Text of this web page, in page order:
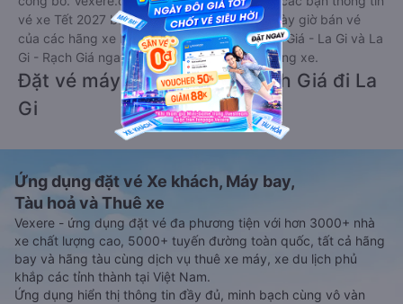
vé xe Tết 2027 bao gồm giá vé, lịch trình, ngày giờ bán vé
của các hãng xe khách đi tuyến đường Rạch Giá - La Gi và La
Gi - Rạch Giá ngay khi có thông tin từ các hãng xe.
Đặt vé máy bay giá rẻ từ Rạch Giá đi La
Gi
Ứng dụng đặt vé Xe khách, Máy bay,
Tàu hoả và Thuê xe
Vexere - ứng dụng đặt vé đa phương tiện với hơn 3000+ nhà
xe chất lượng cao, 5000+ tuyến đường toàn quốc, tất cả hãng
bay và hãng tàu cùng dịch vụ thuê xe máy, xe du lịch phủ
khắp các tỉnh thành tại Việt Nam.
Ứng dụng hiển thị thông tin đầy đủ, minh bạch cùng vô vàn